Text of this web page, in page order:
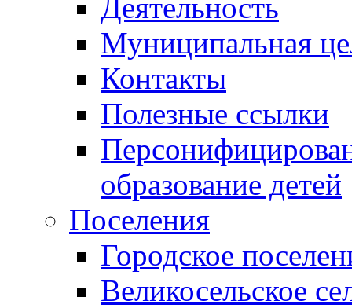
Деятельность
Муниципальная
Контакты
Полезные ссылки
образование детей
Поселения
Городское
Великосельское